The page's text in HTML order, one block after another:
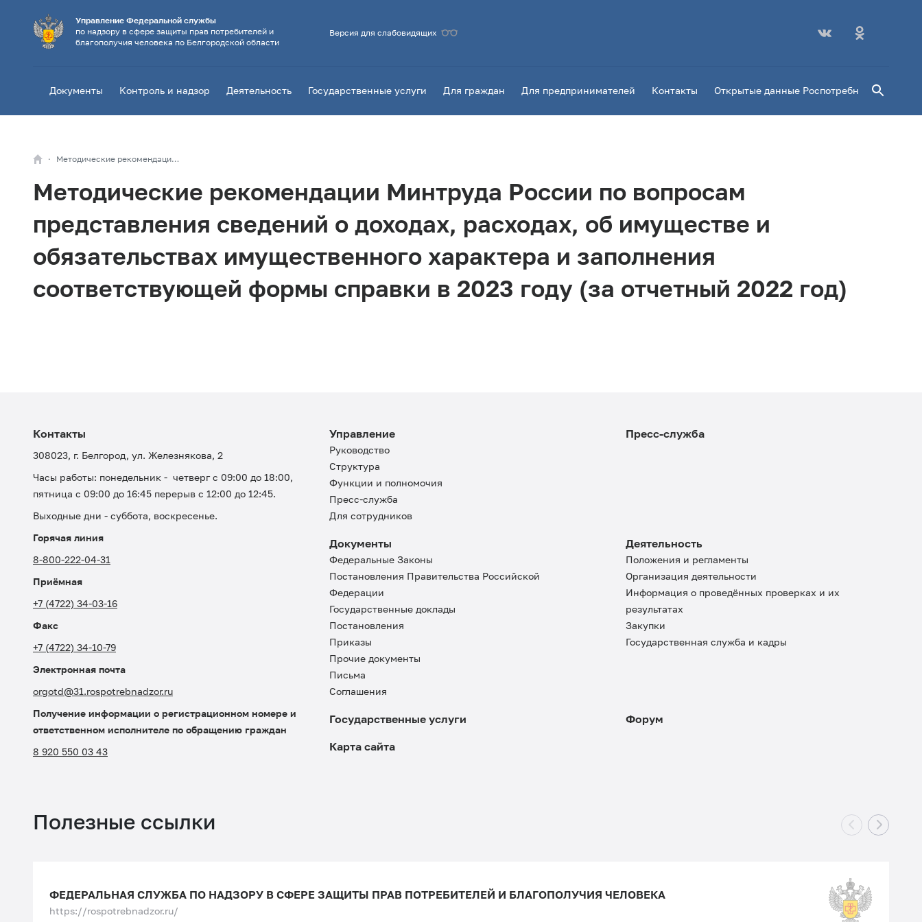
Управление Федеральной службы
по надзору в сфере защиты прав потребителей и
благополучия человека по Белгородской области
Версия для слабовидящих
Документы Контроль и надзор Деятельность Государственные услуги Для граждан Для предпринимателей Контакты Открытые данные Роспотребнадзора
Поиск
Методические рекомендации Минтруда России по вопросам представления сведений о доходах, расходах, об имуществе и обязательствах имущественного характера и заполнения соответствующей формы справки в 2023 году (за отчетный 2022 год)
Методические рекомендации Минтруда России по вопросам
представления сведений о доходах, расходах, об имуществе и
обязательствах имущественного характера и заполнения
соответствующей формы справки в 2023 году (за отчетный 2022 год)
Контакты
308023, г. Белгород, ул. Железнякова, 2
Часы работы: понедельник - четверг с 09:00 до 18:00,
пятница с 09:00 до 16:45 перерыв с 12:00 до 12:45.
Выходные дни - суббота, воскресенье.
Горячая линия
8-800-222-04-31
Приёмная
+7 (4722) 34-03-16
Факс
+7 (4722) 34-10-79
Электронная почта
orgotd@31.rospotrebnadzor.ru
Получение информации о регистрационном номере и
ответственном исполнителе по обращению граждан
8 920 550 03 43
Управление
Руководство
Структура
Функции и полномочия
Пресс-служба
Для сотрудников
Пресс-служба
Документы
Федеральные Законы
Постановления Правительства Российской
Федерации
Государственные доклады
Постановления
Приказы
Прочие документы
Письма
Соглашения
Деятельность
Положения и регламенты
Организация деятельности
Информация о проведённых проверках и их
результатах
Закупки
Государственная служба и кадры
Государственные услуги
Форум
Карта сайта
Полезные ссылки
ФЕДЕРАЛЬНАЯ СЛУЖБА ПО НАДЗОРУ В СФЕРЕ ЗАЩИТЫ ПРАВ ПОТРЕБИТЕЛЕЙ И БЛАГОПОЛУЧИЯ ЧЕЛОВЕКА
https://rospotrebnadzor.ru/